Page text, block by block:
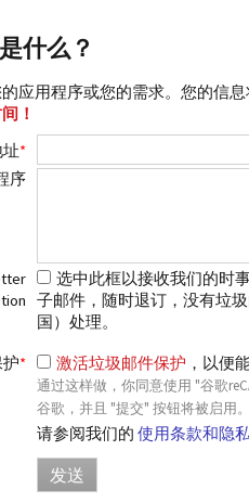
什么？
应用程序或您的需求。您的信
！
*
序
选中此框以接收我们的时
子邮件，随时退订，没有垃
国）处理。
* 激活垃圾邮件保护 ，以便
通过这样做，你同意使用 "谷歌
谷歌，并且 "提交" 按钮将被启用。
请参阅我们的使用条款和隐私